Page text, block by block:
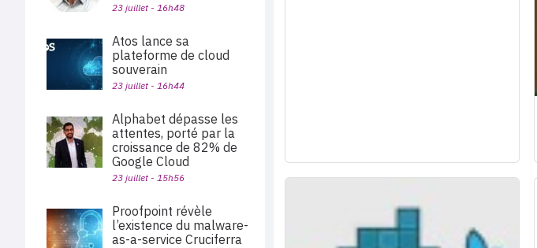
23 juillet - 16h48
Atos lance sa
plateforme de cloud
souverain
23 juillet - 16h44
Alphabet dépasse les
attentes, porté par la
croissance de 82% de
Google Cloud
23 juillet - 15h56
Proofpoint révèle
l’existence du malware-
as-a-service Cruciferra